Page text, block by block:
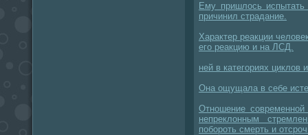
Ему пришлось
причинил страдание.
Характер реакции
его реакцию и на ЛСД.
ней в категориях циклов
Она ощущала в себе
Отношение
непреклонным
побороть смерть и